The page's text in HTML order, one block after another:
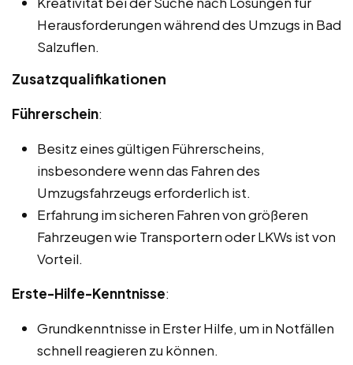
Herausforderungen während des Umzugs in Bad
Salzuflen.
Zusatzqualifikationen
Führerschein:
Besitz eines gültigen Führerscheins,
insbesondere wenn das Fahren des
Umzugsfahrzeugs erforderlich ist.
Erfahrung im sicheren Fahren von größeren
Fahrzeugen wie Transportern oder LKWs ist von
Vorteil.
Erste-Hilfe-Kenntnisse:
Grundkenntnisse in Erster Hilfe, um in Notfällen
schnell reagieren zu können.